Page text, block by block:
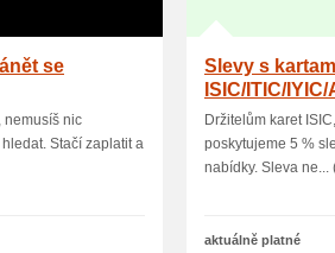
se
nemusíš nic
Stačí zaplatit a
Slevy s
ISIC/ITIC/
Nejlevnejsi-
Držitelům karet
poskytujeme 5 %
nabídky. Sleva ne...
aktuálně platné